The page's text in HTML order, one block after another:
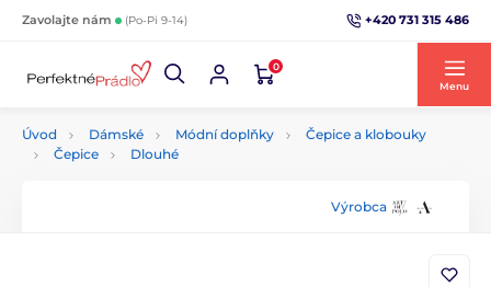
Zavolajte nám (Po-Pi 9-14) +420 731 315 486
0
Menu
Úvod Dámské Módní doplňky
Čepice a klobouky
Čepice
Dlouhé
Výrobca